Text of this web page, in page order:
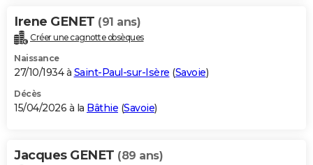
Irene GENET (91 ans)
Créer une cagnotte obsèques
Naissance
27/10/1934 à Saint-Paul-sur-Isère (Savoie)
Décès
15/04/2026 à la Bâthie (Savoie)
Jacques GENET (89 ans)